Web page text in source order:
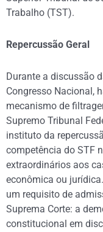
Trabalho (TST).
Repercussão Geral
Durante a discussão
Congresso Nacional,
mecanismo de
Supremo Tribunal
instituto da
competência do STF
extraordinários aos
econômica ou
um requisito de
Suprema Corte: a
constitucional em